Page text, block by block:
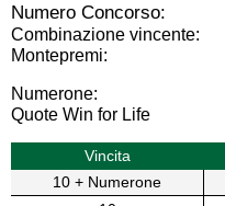
Numero Concorso:
Combinazione vincente:
Montepremi:
Numerone:
Quote Win for Life
Vincita
10 + Numerone